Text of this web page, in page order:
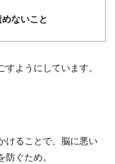
ないこと
ようにしています。
けることで、脳に悪い
防ぐため。